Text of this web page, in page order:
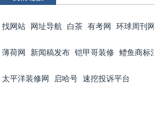
找网站 网址导航 白茶 有考网 环球周刊网
薄荷网 新闻稿发布 铠甲哥装修 鳢鱼商标
太平洋装修网 启哈号 速挖投诉平台